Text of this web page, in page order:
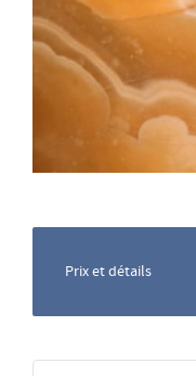
Prix et détails